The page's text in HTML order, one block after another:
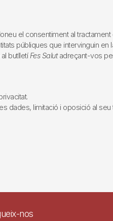
el consentiment al
públiques que intervinguin
butlletí Fes Salutadreçant-vos
dades, limitació i oposició al seu
nos